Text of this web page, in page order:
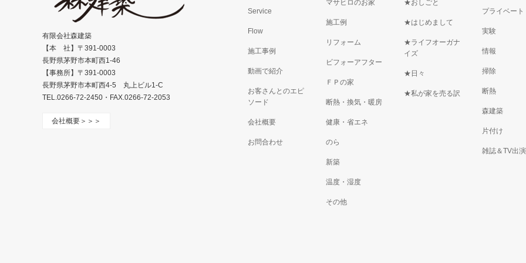
Service
Flow
施工事例
動画で紹介
お客さんとのエピ
ソード
会社概要
お問合わせ
マサヒロのお家
施工例
リフォーム
ビフォーアフター
ＦＰの家
断熱・換気・暖房
健康・省エネ
のら
新築
温度・湿度
その他
★おしごと
★はじめまして
★ライフオーガナ
イズ
★日々
★私が家を売る訳
プライベート
実験
情報
掃除
断熱
森建築
片付け
雑誌＆TV出
有限会社森建築
【本 社】〒391-0003
長野県茅野市本町西1-46
【事務所】〒391-0003
長野県茅野市本町西4-5 丸上ビル1-C
TEL.0266-72-2450・FAX.0266-72-2053
会社概要＞＞＞